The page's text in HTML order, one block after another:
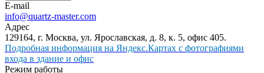
E-mail
info@quartz-master.com
Адрес
129164, г. Москва, ул. Ярославская, д. 8, к. 5, офис 405.
Подробная информация на Яндекс.Картах с фотографиями
входа в здание и офис
Режим работы